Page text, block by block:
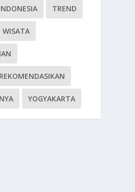
TREND
WISATA
YOGYAKARTA